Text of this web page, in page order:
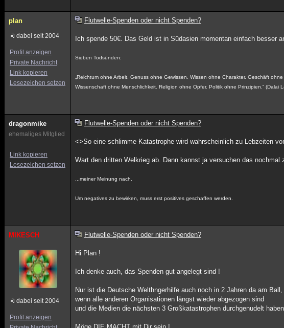
plan
dabei seit 2004
Profil anzeigen
Private Nachricht
Link kopieren
Lesezeichen setzen
Flutwelle-Spenden oder nicht Spenden?
Ich spende 50€. Das Geld ist in Südasien momentan einfach besser
Sieben Todsünden:
„Reichtum ohne Arbeit. Genuss ohne Gewissen. Wissen ohne Charakter. Geschäft ohne
Wissenschaft ohne Menschlichkeit. Religion ohne Opfer. Politik ohne Prinzipien.“ (Dalai
dragonmike
ehemaliges Mitglied
Link kopieren
Lesezeichen setzen
Flutwelle-Spenden oder nicht Spenden?
<>So eine schlimme Katastrophe wird wahrscheinlich zu Lebzeiten
Wart den dritten Welkrieg ab. Dann kannst ja versuchen das nochmal
...meiner Meinung nach.
Um negatives zu bewirken, muss erst positives geschaffen werden.
MIKESCH
dabei seit 2004
Profil anzeigen
Flutwelle-Spenden oder nicht Spenden?
Hi Plan !
Ich denke auch, das Spenden gut angelegt sind !
Nur ist die Deutsche Welthngerhilfe auch noch in 2 Jahren da am Ball,
wenn alle anderen Organisationen längst wieder abgezogen sind
und die Medien die nächsten 3 Großkatastrophen durchgenudelt